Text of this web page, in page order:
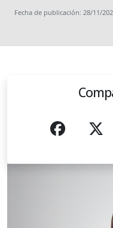
Fecha de publicación: 28/11/